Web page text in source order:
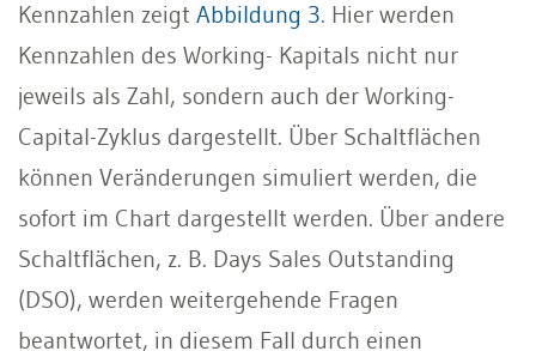
Kennzahlen zeigt Abbildung 3. Hier werden
Kennzahlen des Working- Kapitals nicht nur
jeweils als Zahl, sondern auch der Working-
Capital-Zyklus dargestellt. Über Schaltflächen
können Veränderungen simuliert werden, die
sofort im Chart dargestellt werden. Über andere
Schaltflächen, z. B. Days Sales Outstanding
(DSO), werden weitergehende Fragen
beantwortet, in diesem Fall durch einen